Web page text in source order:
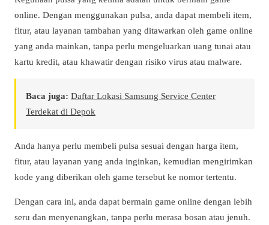
online. Dengan menggunakan pulsa, anda dapat membeli item,
fitur, atau layanan tambahan yang ditawarkan oleh game online
yang anda mainkan, tanpa perlu mengeluarkan uang tunai atau
kartu kredit, atau khawatir dengan risiko virus atau malware.
Baca juga: Daftar Lokasi Samsung Service Center
Terdekat di Depok
Anda hanya perlu membeli pulsa sesuai dengan harga item,
fitur, atau layanan yang anda inginkan, kemudian mengirimkan
kode yang diberikan oleh game tersebut ke nomor tertentu.
Dengan cara ini, anda dapat bermain game online dengan lebih
seru dan menyenangkan, tanpa perlu merasa bosan atau jenuh.